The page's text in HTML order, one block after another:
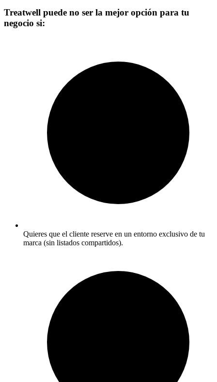
Treatwell puede no ser la mejor opción para tu
negocio si:
Quieres que el cliente reserve en un entorno exclusivo de tu
marca (sin listados compartidos).